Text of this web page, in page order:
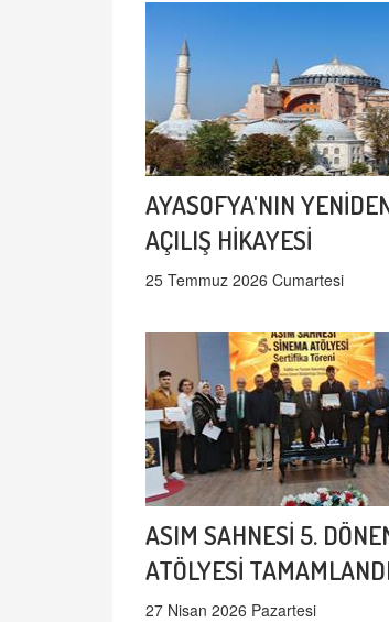
AYASOFYA'NIN
AÇILIŞ HİKAYESİ
25 Temmuz 2026 Cumartesi
ASIM SAHNESİ 5.
ATÖLYESİ
27 Nisan 2026 Pazartesi